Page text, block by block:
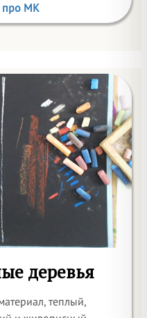
про МК
деревья
теплый,